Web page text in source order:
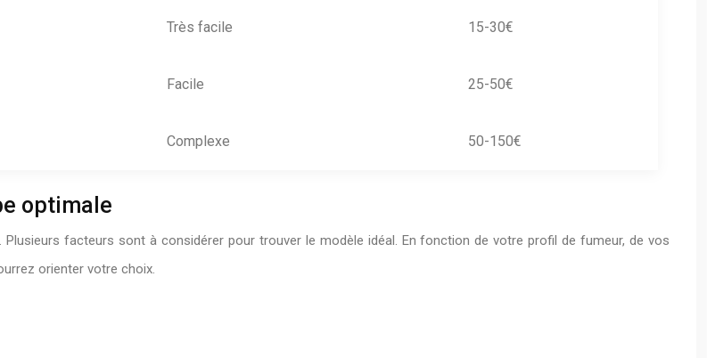
Très facile 15-30€
Facile 25-50€
Complexe 50-150€
optimale
facteurs sont à considérer pour trouver le modèle idéal. En fonction de votre profil de fumeur, de vos
orienter votre choix.